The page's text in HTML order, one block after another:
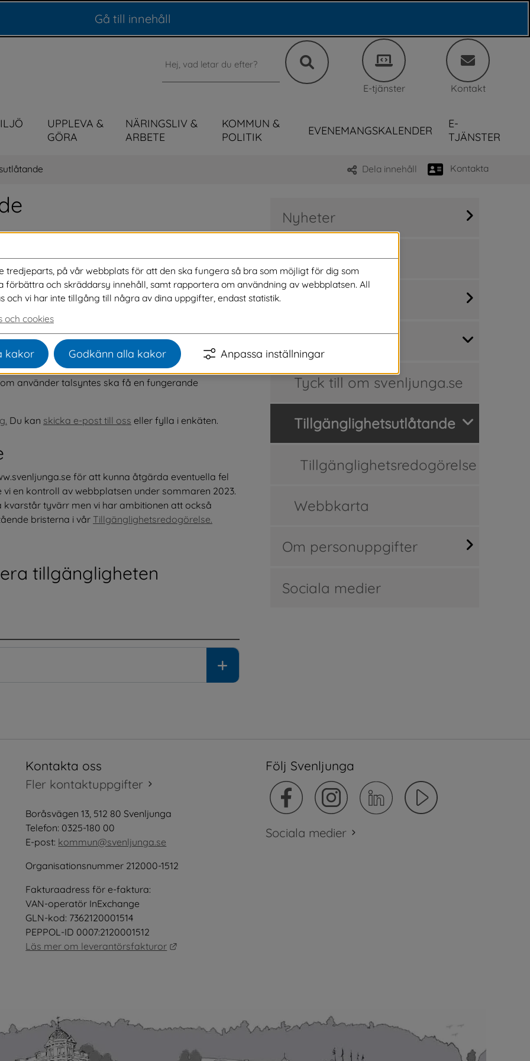
Gå till innehåll
Sök
E-tjänster Kontakt
UPPLEVA &
GÖRA
NÄRINGSLIV &
ARBETE
KOMMUN &
POLITIK
EVENEMANGSKALENDER
E-
TJÄNSTER
Dela innehåll Kontakta
bättre för alla, oavsett
Web Content Accessibility Guidelines
och tjänster tillgängliga för en bred
sig till det media du använder (läsplatta,
använder talsyntes ska få en fungerande
Du kan skicka e-post till oss eller fylla i enkäten.
för att kunna åtgärda eventuella fel
en kontroll av webbplatsen under sommaren 2023.
tyvärr men vi har ambitionen att också
bristerna i vår Tillgänglighetsredogörelse.
tillgängligheten
Nyheter
Sök
Tyck till om svenljunga.se
Tillgänglighetsutlåtande
Tillgänglighetsredogörelse
Webbkarta
Om personuppgifter
Sociala medier
fönster.
i nytt fönster.
fönster.
i nytt fönster.
Kontakta oss
Fler kontaktuppgifter
Boråsvägen 13, 512 80 Svenljunga
Telefon: 0325-180 00
E-post: kommun@svenljunga.se
Organisationsnummer 212000-1512
Fakturaadress för e-faktura:
VAN-operatör InExchange
GLN-kod: 7362120001514
PEPPOL-ID 0007:2120001512
Läs mer om leverantörsfakturor
Följ Svenljunga
Sociala medier
tredjeparts, på vår webbplats för att den ska fungera så bra som möjligt för dig som
förbättra och skräddarsy innehåll, samt rapportera om användning av webbplatsen. All
och vi har inte tillgång till några av dina uppgifter, endast statistik.
och cookies
kakor Godkänn alla kakor Anpassa inställningar